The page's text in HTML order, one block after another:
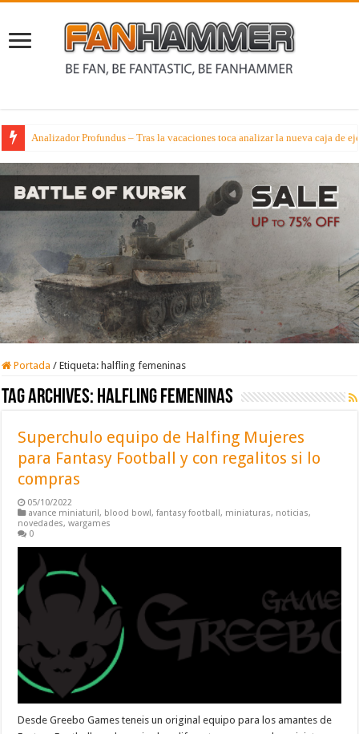
Analizador Profundus – Tras la vacaciones toca analizar la nueva caja de
Portada / Etiqueta: halfling femeninas
Tag Archives: halfling femeninas
Superchulo equipo de Halfing Mujeres
para Fantasy Football y con regalitos si lo
compras
05/10/2022
avance miniaturil, blood bowl,fantasy football, miniaturas, noticias,
novedades,wargames
0
Desde Greebo Games teneis un original equipo para los amantes de